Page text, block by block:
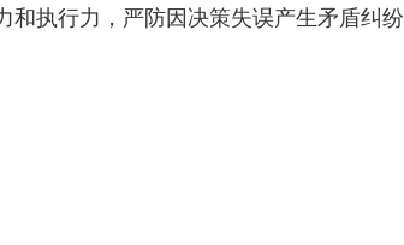
和执行力，严防因决策失误产生矛盾纠纷